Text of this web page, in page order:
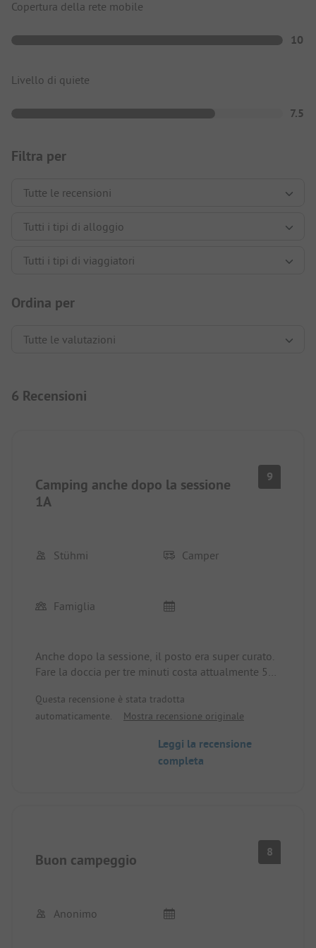
Copertura della rete mobile
10
Livello di quiete
7.5
Filtra per
Ordina per
6 Recensioni
Camping anche dopo la sessione
1A
9
Stühmi Camper
Famiglia
Anche dopo la sessione, il posto era super curato.
Fare la doccia per tre minuti costa attualmente 50
bagni sono in condizioni 1A! Eravamo solo in
transito, ma potremmo immaginare di rimanere più
Questa recensione è stata tradotta
automaticamente.
Mostra recensione originale
Leggi la recensione
completa
Buon campeggio 8
Anonimo